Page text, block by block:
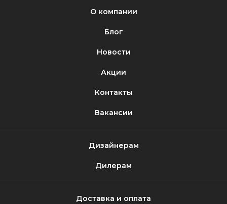
О компании
Блог
Новости
Акции
Контакты
Вакансии
Дизайнерам
Дилерам
Доставка и оплата